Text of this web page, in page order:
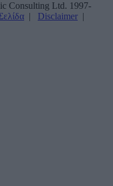
Consulting Ltd. 1997-
| Disclaimer |